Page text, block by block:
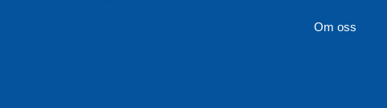
Om oss